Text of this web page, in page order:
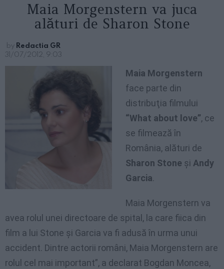
Maia Morgenstern va juca
alături de Sharon Stone
by Redactia GR
31/07/2012, 9:03
Maia Morgenstern
face parte din
distribuţia filmului
“What about love”, ce
se filmează în
România, alături de
Sharon Stone şi Andy
Garcia.
Maia Morgenstern va
avea rolul unei directoare de spital, la care fiica din
film a lui Stone şi Garcia va fi adusă în urma unui
accident. Dintre actorii români, Maia Morgenstern are
rolul cel mai important”, a declarat Bogdan Moncea,